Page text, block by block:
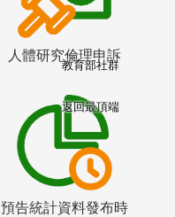
人體研究倫理申訴
預告統計資料發布時
教育部社群
返回最頂端